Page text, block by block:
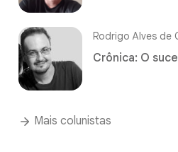
Rodrigo Alves de
Crônica: O
Mais colunistas